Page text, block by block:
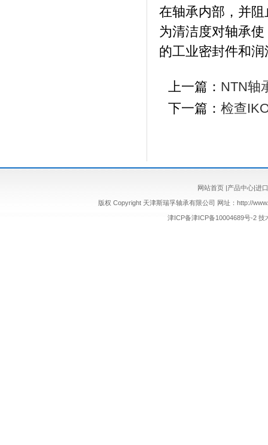
在轴承内部，并
为清洁度对轴承
的工业密封件和
上一篇： NTN轴
下一篇： 检查
网站首页 |产品中心|进
版权 Copyright 天津斯瑞孚轴承有限公司 网址：http://
津ICP备津ICP备10004689号-2 技